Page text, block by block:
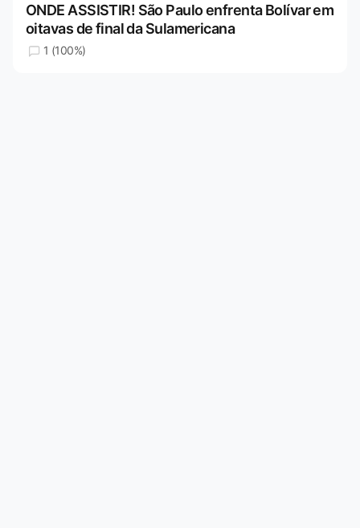
ONDE ASSISTIR! São Paulo enfrenta Bolívar em
oitavas de final da Sulamericana
1 (100%)